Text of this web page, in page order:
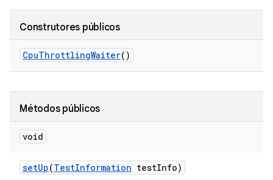
Construtores públicos
CpuThrottlingWaiter()
Métodos públicos
void
setUp(TestInformation testInfo)